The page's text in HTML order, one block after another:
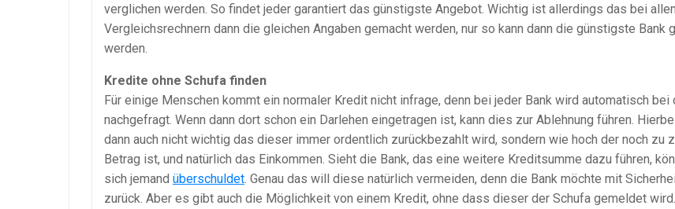
verglichen werden. So findet jeder garantiert das günstigste Angebot. Wichtig ist allerdings das bei allen
Vergleichsrechnern dann die gleichen Angaben gemacht werden, nur so kann dann die günstigste Bank
werden.
Kredite ohne Schufa finden
Für einige Menschen kommt ein normaler Kredit nicht infrage, denn bei jeder Bank wird automatisch bei
nachgefragt. Wenn dann dort schon ein Darlehen eingetragen ist, kann dies zur Ablehnung führen.
dann auch nicht wichtig das dieser immer ordentlich zurückbezahlt wird, sondern wie hoch der noch zu
Betrag ist, und natürlich das Einkommen. Sieht die Bank, das eine weitere Kreditsumme dazu führen,
sich jemand überschuldet . Genau das will diese natürlich vermeiden, denn die Bank möchte mit
zurück. Aber es gibt auch die Möglichkeit von einem Kredit, ohne dass dieser der Schufa gemeldet